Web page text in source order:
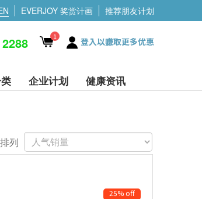
EVERJOY 奖赏计画 推荐朋友计划
1 登入以赚取更多优惠
企业计划 健康资讯
排列
25% off